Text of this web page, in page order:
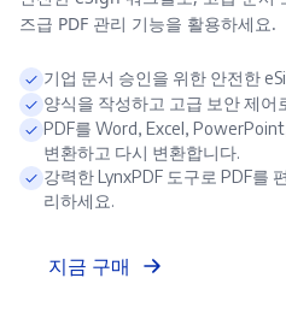
즈급 PDF 관리 기능을 활용하세요.
기업 문서 승인을 위한 안전한
양식을 작성하고 고급 보안 제어
PDF를 Word, Excel,
변환하고 다시 변환합니다.
강력한 LynxPDF 도구로 PDF를
리하세요.
지금 구매